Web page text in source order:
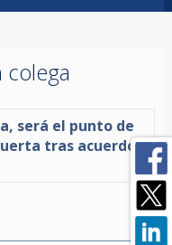
colega
será el punto de
tras acuerdo